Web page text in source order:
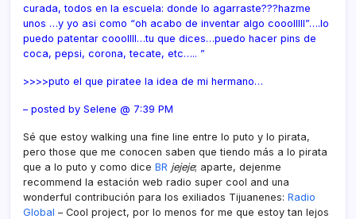
curada, todos en la escuela: donde lo agarraste???hazme
unos …y yo asi como “oh acabo de inventar algo cooolllll”….lo
puedo patentar cooollll…tu que dices…puedo hacer pins de
coca, pepsi, corona, tecate, etc….. ”
>>>>puto el que piratee la idea de mi hermano…
– posted by Selene @ 7:39 PM
Sé que estoy walking una fine line entre lo puto y lo pirata,
pero those que me conocen saben que tiendo más a lo pirata
que a lo puto y como dice BR jejeje; aparte, dejenme
recommend la estación web radio super cool and una
wonderful contribución para los exiliados Tijuanenes: Radio
Global – Cool project, por lo menos for me que estoy tan lejos